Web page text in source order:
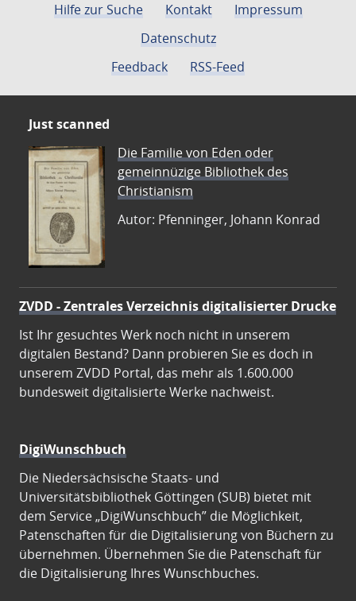
Hilfe zur Suche Kontakt
Impressum
Datenschutz
Feedback
RSS-Feed
Just scanned
Die Familie von Eden oder
gemeinnüzige Bibliothek des
Christianism
Autor: Pfenninger, Johann Konrad
ZVDD - Zentrales Verzeichnis digitalisierter Drucke
Ist Ihr gesuchtes Werk noch nicht in unserem
digitalen Bestand? Dann probieren Sie es doch in
unserem ZVDD Portal, das mehr als 1.600.000
bundesweit digitalisierte Werke nachweist.
DigiWunschbuch
Die Niedersächsische Staats- und
Universitätsbibliothek Göttingen (SUB) bietet mit
dem Service „DigiWunschbuch” die Möglichkeit,
Patenschaften für die Digitalisierung von Büchern zu
übernehmen. Übernehmen Sie die Patenschaft für
die Digitalisierung Ihres Wunschbuches.